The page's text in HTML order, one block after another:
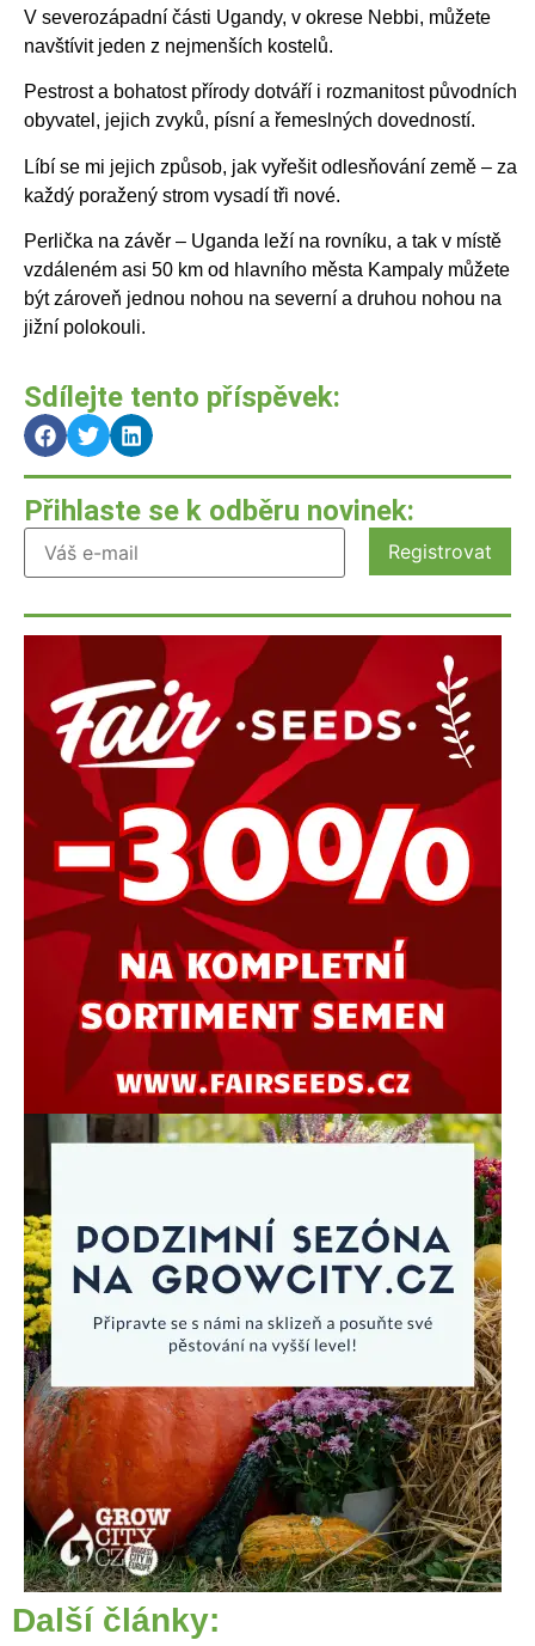
V severozápadní části Ugandy, v okrese Nebbi, můžete
navštívit jeden z nejmenších kostelů.
Pestrost a bohatost přírody dotváří i rozmanitost původních
obyvatel, jejich zvyků, písní a řemeslných dovedností.
Líbí se mi jejich způsob, jak vyřešit odlesňování země – za
každý poražený strom vysadí tři nové.
Perlička na závěr – Uganda leží na rovníku, a tak v místě
vzdáleném asi 50 km od hlavního města Kampaly můžete
být zároveň jednou nohou na severní a druhou nohou na
jižní polokouli.
Sdílejte tento příspěvek:
Přihlaste se k odběru novinek:
Další články: